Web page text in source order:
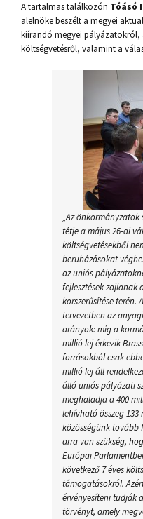
A tartalmas találkozón Tóásó
alelnöke beszélt a megyei
kiírandó megyei pályázatokról,
költségvetésről, valamint a
„Az
tétje a május 26-ai
költségvetésekből
beruházásokat
az uniós
fejlesztések zajlanak
korszerűsítése terén.
tervezetben az
arányok: míg a
millió lej érkezik
forrásokból csak
millió lej áll
álló uniós pályázati
meghaladja a 400
lehívható összeg
közösségünk
arra van szükség,
Európai
következő 7 éves
támogatásokról.
érvényesíteni tudják
törvényt, amely